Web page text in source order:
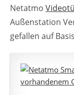
Netatmo
Außenstation
gefallen auf